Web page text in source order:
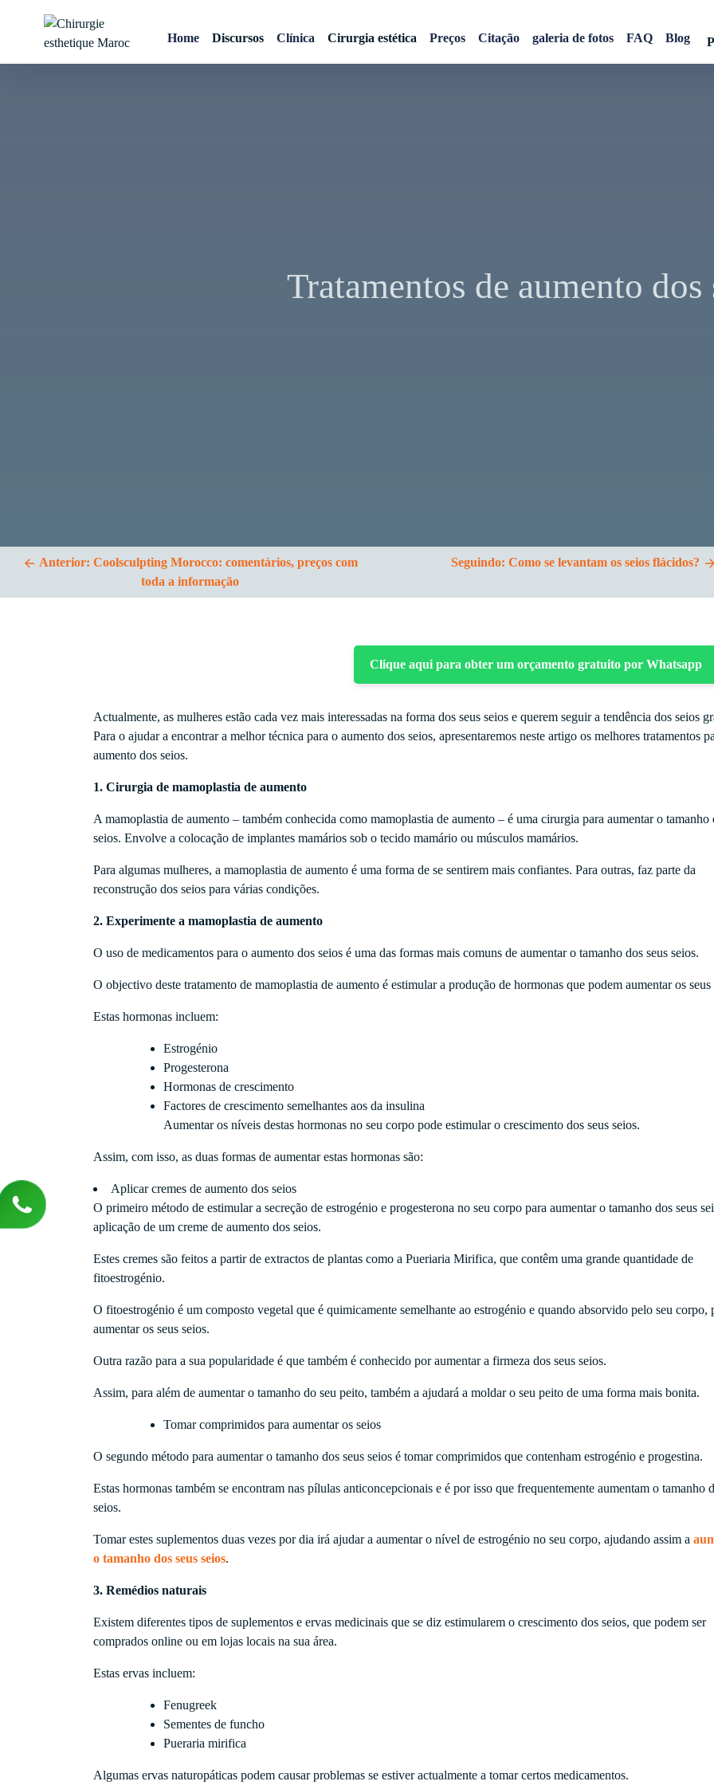
Chirurgie esthetique
Home Discursos Clínica Cirurgia estética Preços Citação galeria de fotos FAQ Blog
Tratamentos de aumento dos
Anterior: Coolsculpting Morocco: comentários, preços com
toda a informação
Seguindo: Como se levantam os seios flácidos?
Clique aqui para obter um orçamento gratuito por Whatsapp
Actualmente, as mulheres estão cada vez mais interessadas na forma dos seus seios e querem seguir a tendência dos seios
Para o ajudar a encontrar a melhor técnica para o aumento dos seios, apresentaremos neste artigo os melhores tratamentos
aumento dos seios.
1. Cirurgia de mamoplastia de aumento
A mamoplastia de aumento – também conhecida como mamoplastia de aumento – é uma cirurgia para aumentar o tamanho
seios. Envolve a colocação de implantes mamários sob o tecido mamário ou músculos mamários.
Para algumas mulheres, a mamoplastia de aumento é uma forma de se sentirem mais confiantes. Para outras, faz parte da
reconstrução dos seios para várias condições.
2. Experimente a mamoplastia de aumento
O uso de medicamentos para o aumento dos seios é uma das formas mais comuns de aumentar o tamanho dos seus seios.
O objectivo deste tratamento de mamoplastia de aumento é estimular a produção de hormonas que podem aumentar os seus
Estas hormonas incluem:
Estrogénio
Progesterona
Hormonas de crescimento
Factores de crescimento semelhantes aos da insulina
Aumentar os níveis destas hormonas no seu corpo pode estimular o crescimento dos seus seios.
Assim, com isso, as duas formas de aumentar estas hormonas são:
Aplicar cremes de aumento dos seios
O primeiro método de estimular a secreção de estrogénio e progesterona no seu corpo para aumentar o tamanho dos seus
aplicação de um creme de aumento dos seios.
Estes cremes são feitos a partir de extractos de plantas como a Pueriaria Mirifica, que contêm uma grande quantidade de
fitoestrogénio.
O fitoestrogénio é um composto vegetal que é quimicamente semelhante ao estrogénio e quando absorvido pelo seu corpo,
aumentar os seus seios.
Outra razão para a sua popularidade é que também é conhecido por aumentar a firmeza dos seus seios.
Assim, para além de aumentar o tamanho do seu peito, também a ajudará a moldar o seu peito de uma forma mais bonita.
Tomar comprimidos para aumentar os seios
O segundo método para aumentar o tamanho dos seus seios é tomar comprimidos que contenham estrogénio e progestina.
Estas hormonas também se encontram nas pílulas anticoncepcionais e é por isso que frequentemente aumentam o tamanho
seios.
Tomar estes suplementos duas vezes por dia irá ajudar a aumentar o nível de estrogénio no seu corpo, ajudando assim a
o tamanho dos seus seios.
3. Remédios naturais
Existem diferentes tipos de suplementos e ervas medicinais que se diz estimularem o crescimento dos seios, que podem ser
comprados online ou em lojas locais na sua área.
Estas ervas incluem:
Fenugreek
Sementes de funcho
Pueraria mirifica
Algumas ervas naturopáticas podem causar problemas se estiver actualmente a tomar certos medicamentos.